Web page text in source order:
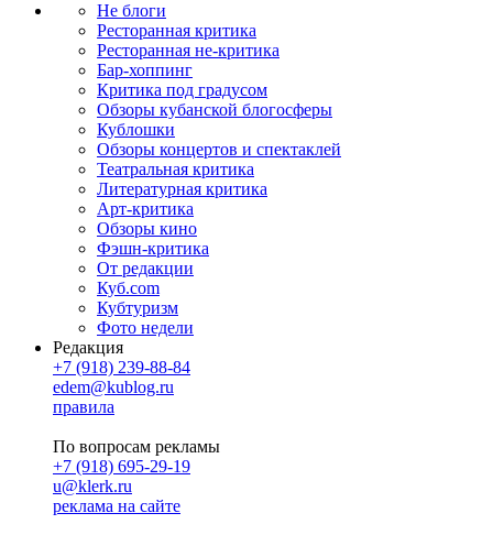
Не блоги
Ресторанная критика
Ресторанная не-критика
Бар-хоппинг
Критика под градусом
Обзоры кубанской блогосферы
Кублошки
Обзоры концертов и спектаклей
Театральная критика
Литературная критика
Арт-критика
Обзоры кино
Фэшн-критика
От редакции
Куб.com
Кубтуризм
Фото недели
Редакция
+7 (918) 239-88-84
edem@kublog.ru
правила
По вопросам рекламы
+7 (918) 695-29-19
u@klerk.ru
реклама на сайте